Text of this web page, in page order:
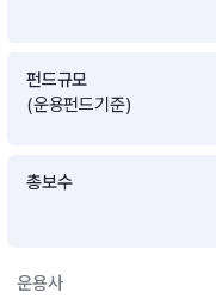
펀드규모
(운용펀드기준)
총보수
운용사
포트래빗 관리
미국 ETF 검색
ETF 비교
연금 ETF 검색
ETF트렌드
미국ETF테마
연금 펀드 검색
투자 라이브러리